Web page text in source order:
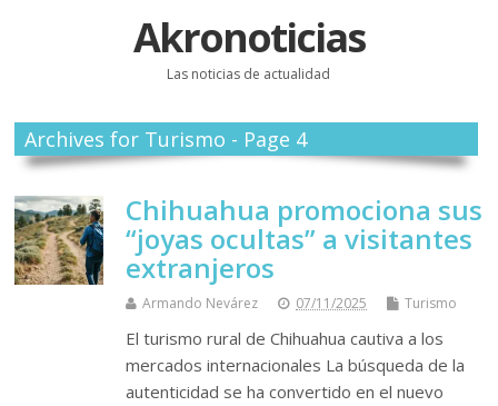
Akronoticias
Las noticias de actualidad
Archives for Turismo - Page 4
Chihuahua promociona sus
“joyas ocultas” a visitantes
extranjeros
Armando Nevárez 07/11/2025 Turismo
El turismo rural de Chihuahua cautiva a los
mercados internacionales La búsqueda de la
autenticidad se ha convertido en el nuevo